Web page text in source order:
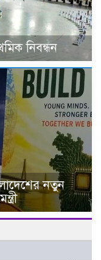
নিবন্ধন
নতুন